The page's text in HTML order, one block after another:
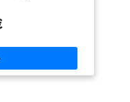
port de lunettes,
et revêtement
une
la fatigue oculaire.
30 % supérieure à